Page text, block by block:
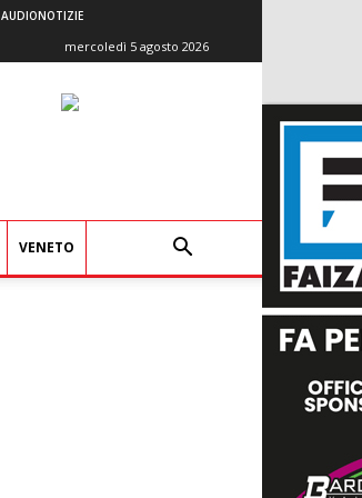
AUDIONOTIZIE
mercoledì 5 agosto 2026
VENETO